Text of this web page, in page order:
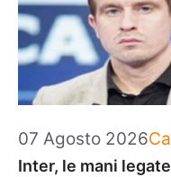
07 Agosto 2026
Inter, le mani